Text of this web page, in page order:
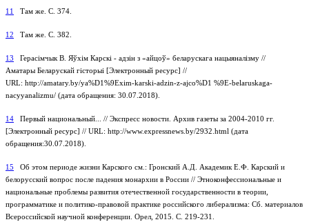
11 Там же. С. 374.
12 Там же. С. 382.
13 Герасімчык В. Яўхім Карскі - адзін з «айцоў» беларускага нацыяналізму //
Аматары Беларускай гісторыі [Электронный ресурс] //
URL: http://amatary.by/ya%D1%9Exim-karski-adzin-z-ajco%D1 %9E-belaruskaga-
nacyyanalizmu/ (дата обращения: 30.07.2018).
14 Первый национальный... // Экспресс новости. Архив газеты за 2004-2010 гг.
[Электронный ресурс] // URL: http://www.expressnews.by/2932.html (дата
обращения:30.07.2018).
15 Об этом периоде жизни Карского см.: Гронский А.Д. Академик Е.Ф. Карский и
белорусский вопрос после падения монархии в России // Этноконфессиональные и
национальные проблемы развития отечественной государственности в теории,
программатике и политико-правовой практике российского либерализма: Сб. материалов
Всероссийской научной конференции. Орел, 2015. С. 219-231.